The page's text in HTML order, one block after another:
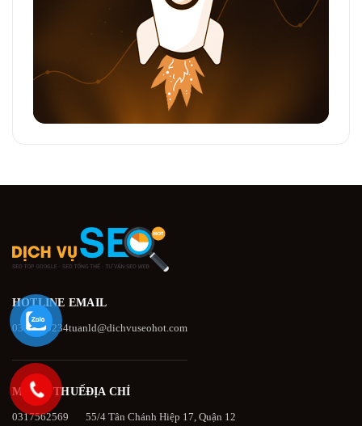
HOTLINE
0396039234
EMAIL
tuanld@dichvuseohot.com
MÃ SỐ THUẾ
0317562569
ĐỊA CHỈ
55/4 Tân Chánh Hiệp 17, Quận 12